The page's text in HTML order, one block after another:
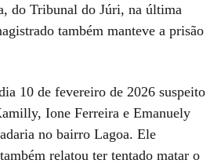
do Tribunal do Júri, na última
também manteve a prisão
10 de fevereiro de 2026 suspeito
Ione Ferreira e Emanuely
no bairro Lagoa. Ele
relatou ter tentado matar o